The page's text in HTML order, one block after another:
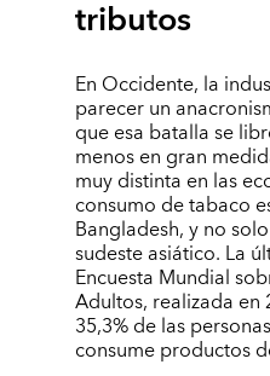
tributos
En Occidente, la
parecer un
que esa batalla se
menos en gran
muy distinta en las
consumo de tabaco
Bangladesh, y no
sudeste asiático. La
Encuesta Mundial
Adultos, realizada en
35,3% de las
consume productos